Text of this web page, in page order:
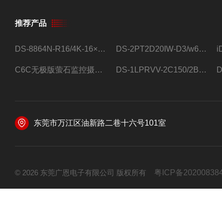
推荐产品
DS-8864N-R16/4K-16×4T/希捷16盘位录像机 DS-2PT2D20IW-D3/w64路高清硬盘录像机
C6C无极版萤石监控摄像头 DS-1LPRVV-2C150/2B监控室外夜视高清电源线护套线200米/卷
东莞市万江区油新路二巷十六号101室
© 2026 东莞广恩电子有限公司 版权所有 粤ICP备